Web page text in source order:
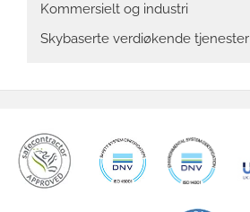
Kommersielt og industri
Skybaserte verdiøkende tjenester